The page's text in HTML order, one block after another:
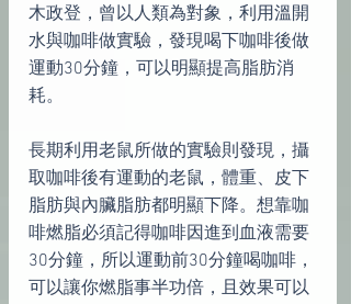
木政登，曾以人類為對象，利用溫開
水與咖啡做實驗，發現喝下咖啡後做
運動30分鐘，可以明顯提高脂肪消
耗。
長期利用老鼠所做的實驗則發現，攝
取咖啡後有運動的老鼠，體重、皮下
脂肪與內臟脂肪都明顯下降。想靠咖
啡燃脂必須記得咖啡因進到血液需要
30分鐘，所以運動前30分鐘喝咖啡，
可以讓你燃脂事半功倍，且效果可以